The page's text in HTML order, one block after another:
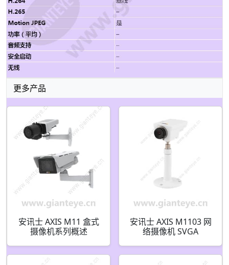
更多产品
安讯士 AXIS M11 盒式
摄像机系列概述
安讯士 AXIS M1103 网
络摄像机 SVGA